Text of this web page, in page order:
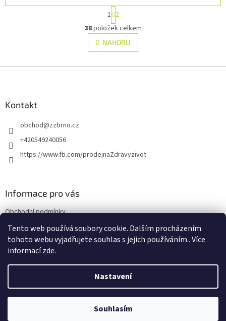
Tento web používá soubory cookie. Dalším procházením
tohoto webu vyjadřujete souhlas s jejich používáním.. Více
informacízde.
Nastavení
Souhlasím
O
v
l
á
ý
S
t
r
á
n
k
v
1 2
38položek celkem
NAHORU
Kontakt
obchod@zzbrno.cz
+420549240056
https://www.fb.com/prodejnaZdravyzivot
Informace pro vás
Obchodní podmínky
Podmínky ochrany osobních údajů
Copyright 2026E-shop Zdravý život. Všechna práva vyhrazena.